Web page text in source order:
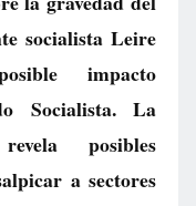
socialista Leire
impacto
Socialista. La
posibles
a sectores